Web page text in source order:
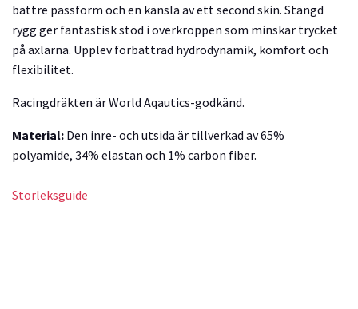
bättre passform och en känsla av ett second skin. Stängd
rygg ger fantastisk stöd i överkroppen som minskar trycket
på axlarna. Upplev förbättrad hydrodynamik, komfort och
flexibilitet.
Racingdräkten är World Aqautics-godkänd.
Material: Den inre- och utsida är tillverkad av 65%
polyamide, 34% elastan och 1% carbon fiber.
Storleksguide